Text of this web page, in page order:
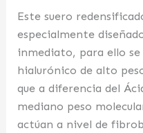
Este suero
especialmente
inmediato, para ello
hialurónico de alto
que a diferencia del
mediano peso
actúan a nivel de